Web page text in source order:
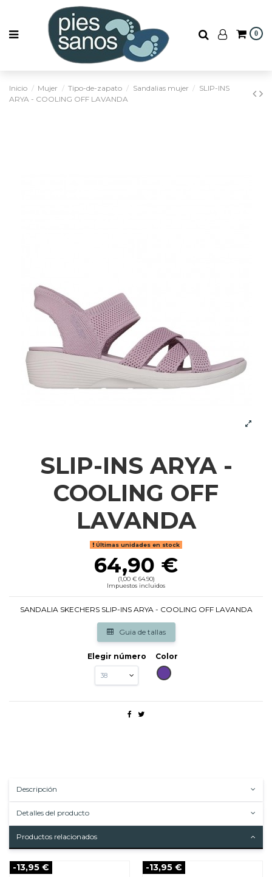
0
Inicio Mujer Tipo-de-zapato Sandalias mujer
SLIP-INS
ARYA - COOLING OFF LAVANDA
SLIP-INS ARYA -
COOLING OFF
LAVANDA
Últimas unidades en stock
64,90 €
(1,00 € 64.90)
Impuestos incluidos
SANDALIA SKECHERS SLIP-INS ARYA - COOLING OFF LAVANDA
Guia de tallas
Elegir número
Color
LILA
Descripción
Detalles del producto
Productos relacionados
-13,95 € -13,95 €